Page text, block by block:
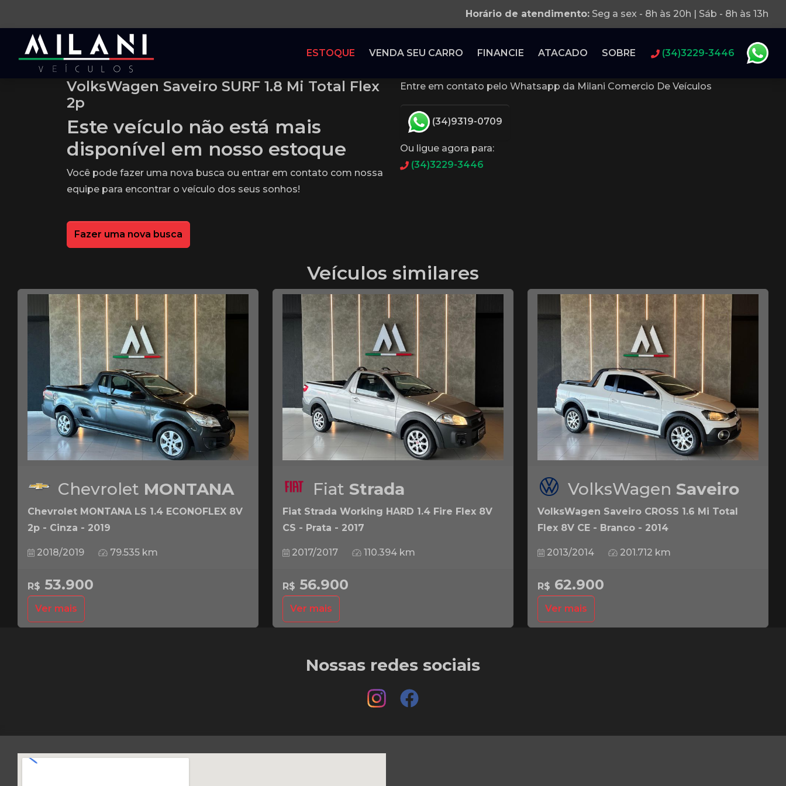
Horário de atendimento: Seg a sex - 8h às 20h | Sáb - 8h às 13h
ESTOQUE VENDA SEU CARRO FINANCIE ATACADO SOBRE (34)3229-3446
VolksWagen Saveiro SURF 1.8 Mi Total Flex
2p
Este veículo não está mais
disponível em nosso estoque
Você pode fazer uma nova busca ou entrar em contato com nossa
equipe para encontrar o veículo dos seus sonhos!
Fazer uma nova busca
Entre em contato pelo Whatsapp da Milani Comercio De Veículos
(34)9319-0709
Ou ligue agora para:
(34)3229-3446
Veículos similares
Chevrolet MONTANA
Chevrolet MONTANA LS 1.4 ECONOFLEX 8V
2p - Cinza - 2019
2018/2019 79.535 km
R$ 53.900
Ver mais
Fiat Strada
Fiat Strada Working HARD 1.4 Fire Flex 8V
CS - Prata - 2017
2017/2017 110.394 km
R$ 56.900
Ver mais
VolksWagen Saveiro
VolksWagen Saveiro CROSS 1.6 Mi Total
Flex 8V CE - Branco - 2014
2013/2014 201.712 km
R$ 62.900
Ver mais
Nossas redes sociais